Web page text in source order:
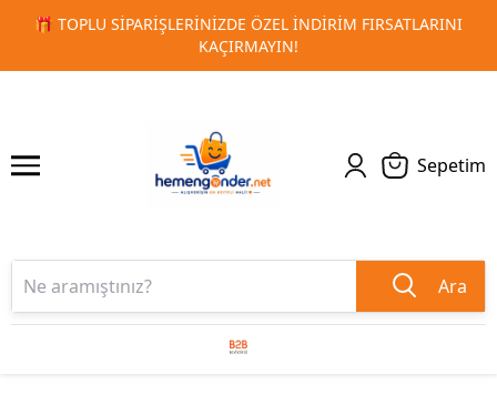
🚀 KURUMSAL PROMOSYON VE MATBAA
1 2
Sepetim
Ara